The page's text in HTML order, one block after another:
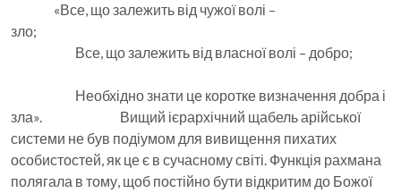
«Все, що залежить від чужої волі –
зло;
Все, що залежить від власної волі – добро;
Необхідно знати це коротке визначення добра і
зла». Вищий ієрархічний щабель арійської
системи не був подіумом для вивищення пихатих
особистостей, як це є в сучасному світі. Функція рахмана
полягала в тому, щоб постійно бути відкритим до Божої